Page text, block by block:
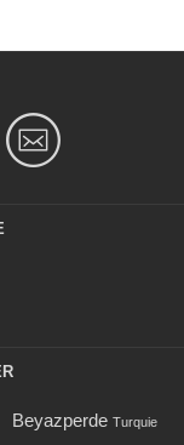
Beyazperde Turquie